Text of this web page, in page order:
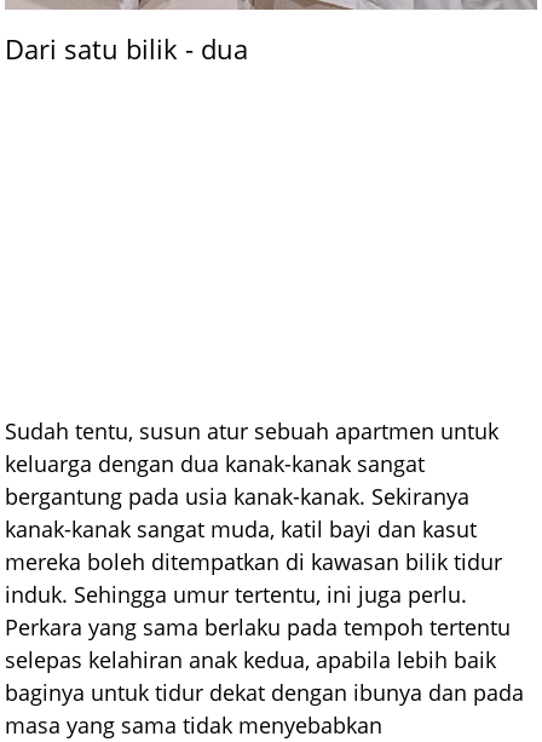
Dari satu bilik - dua
Sudah tentu, susun atur sebuah apartmen untuk
keluarga dengan dua kanak-kanak sangat
bergantung pada usia kanak-kanak. Sekiranya
kanak-kanak sangat muda, katil bayi dan kasut
mereka boleh ditempatkan di kawasan bilik tidur
induk. Sehingga umur tertentu, ini juga perlu.
Perkara yang sama berlaku pada tempoh tertentu
selepas kelahiran anak kedua, apabila lebih baik
baginya untuk tidur dekat dengan ibunya dan pada
masa yang sama tidak menyebabkan